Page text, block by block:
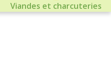
Viandes et charcuteries